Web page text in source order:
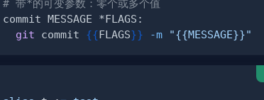
# 带*的可变参数：零个或多个值
git commit {{FLAGS}} -m "{{MESSAGE}}"